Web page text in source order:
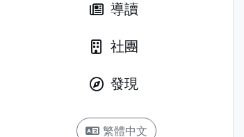
導讀
社團
發現
繁體中文